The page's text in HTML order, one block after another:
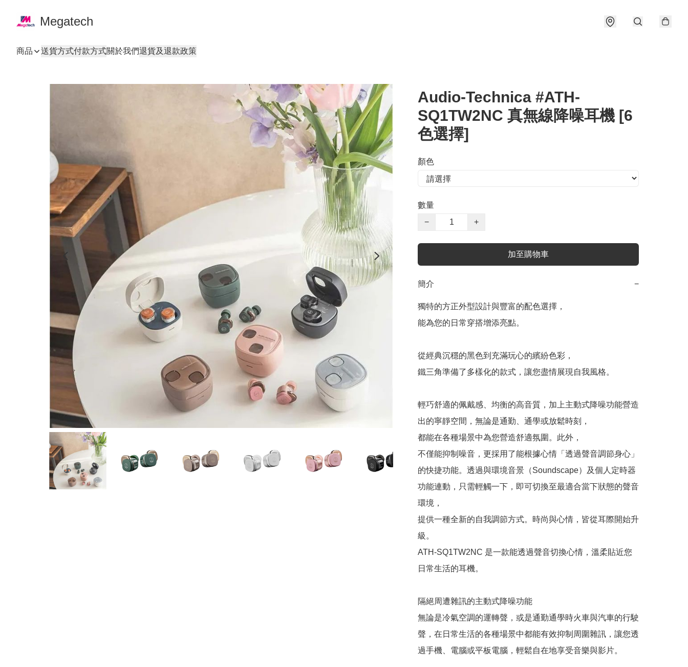
Megatech
商品 送貨方式付款方式關於我們退貨及退款政策
Audio-Technica #ATH-
SQ1TW2NC 真無線降噪耳機 [6
色選擇]
顏色
數量
−
+
加至購物車
簡介 −
獨特的方正外型設計與豐富的配色選擇，
能為您的日常穿搭增添亮點。
從經典沉穩的黑色到充滿玩心的繽紛色彩，
鐵三角準備了多樣化的款式，讓您盡情展現自我風格。
輕巧舒適的佩戴感、均衡的高音質，加上主動式降噪功能營造
出的寧靜空間，無論是通勤、通學或放鬆時刻，
都能在各種場景中為您營造舒適氛圍。此外，
不僅能抑制噪音，更採用了能根據心情「透過聲音調節身心」
的快捷功能。透過與環境音景（Soundscape）及個人定時器
功能連動，只需輕觸一下，即可切換至最適合當下狀態的聲音
環境，
提供一種全新的自我調節方式。時尚與心情，皆從耳際開始升
級。
ATH-SQ1TW2NC 是一款能透過聲音切換心情，溫柔貼近您
日常生活的耳機。
隔絕周遭雜訊的主動式降噪功能
無論是冷氣空調的運轉聲，或是通勤通學時火車與汽車的行駛
聲，在日常生活的各種場景中都能有效抑制周圍雜訊，讓您透
過手機、電腦或平板電腦，輕鬆自在地享受音樂與影片。